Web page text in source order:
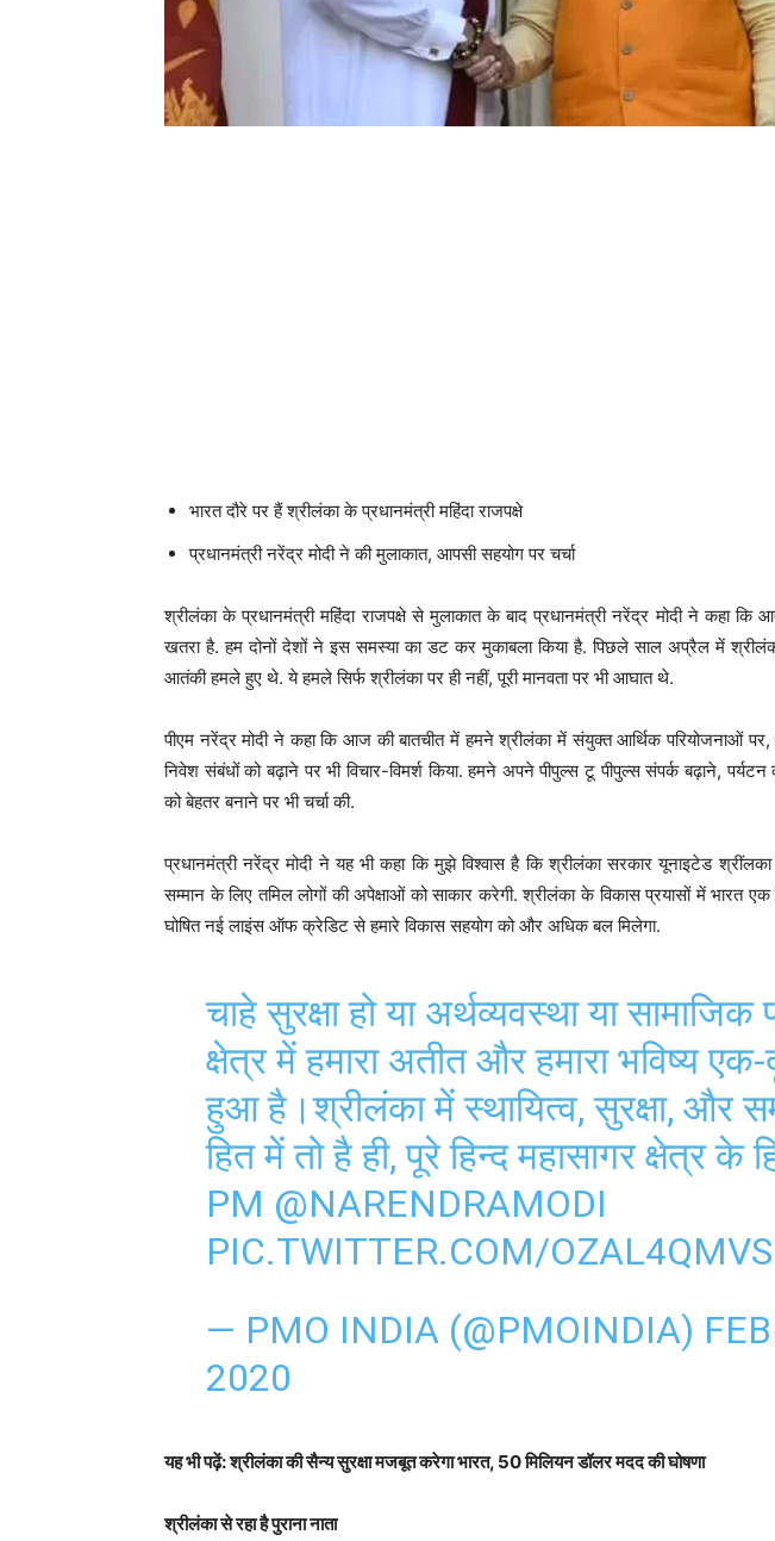
भारत दौरे पर हैं श्रीलंका के प्रधानमंत्री महिंदा राजपक्षे
प्रधानमंत्री नरेंद्र मोदी ने की मुलाकात, आपसी सहयोग पर चर्चा
श्रीलंका के प्रधानमंत्री महिंदा राजपक्षे से मुलाकात के बाद प्रधानमंत्री नरेंद्र मोदी ने कहा कि
खतरा है. हम दोनों देशों ने इस समस्या का डट कर मुकाबला किया है. ​पिछले साल अप्रैल में
आतंकी हमले हुए थे. ये हमले सिर्फ श्रीलंका पर ही नहीं, पूरी मानवता पर भी आघात थे.
पीएम नरेंद्र मोदी ने कहा कि आज की बातचीत में हमने श्रीलंका में संयुक्त आर्थिक परियोजनाओं
निवेश संबंधों को बढ़ाने पर भी विचार-विमर्श किया. हमने अपने पीपुल्स टू पीपुल्स संपर्क बढ़ाने,
को बेहतर बनाने पर भी चर्चा की.
प्रधानमंत्री नरेंद्र मोदी ने यह भी कहा कि मुझे विश्वास है कि श्रीलंका सरकार यूनाइटेड
सम्मान के लिए तमिल लोगों की अपेक्षाओं को साकार करेगी. श्रीलंका के विकास प्रयासों में भारत एक
घोषित नई लाइंस ऑफ क्रेडिट से हमारे विकास सहयोग को और अधिक बल मिलेगा.
चाहे सुरक्षा हो या अर्थव्यवस्था या सामाजिक
क्षेत्र में हमारा अतीत और हमारा भविष्य
हुआ है।​श्रीलंका में स्थायित्व, सुरक्षा, और
हित में तो है ही, पूरे हिन्द महासागर क्षेत्र के
PM @NARENDRAMODI
PIC.TWITTER.COM/
— PMO INDIA (@PMOINDIA)
2020
यह भी पढ़ें: श्रीलंका की सैन्य सुरक्षा मजबूत करेगा भारत, 50 मिलियन डॉलर मदद की घोषणा
श्रीलंका से रहा है पुराना नाता